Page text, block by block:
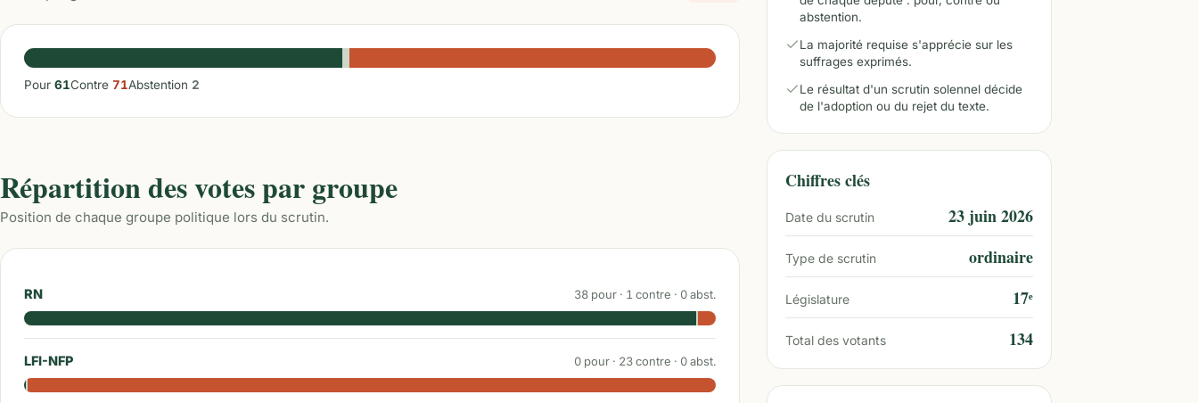
Pour 61Contre 71Abstention 2
Répartition des votes par groupe
Position de chaque groupe politique lors du scrutin.
RN 38 pour · 1 contre · 0abst.
LFI-NFP 0 pour · 23contre · 0abst.
abstention.
La majorité requise s'apprécie sur les
suffrages exprimés.
Le résultat d'un scrutin solennel décide
de l'adoption ou du rejet du texte.
Chiffres clés
Date du scrutin 23 juin 2026
Type de scrutin ordinaire
Législature 17ᵉ
Total des votants 134